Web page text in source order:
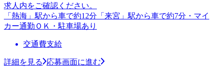
求人内をご確認ください。
「熱海」駅から車で約12分「来宮」駅から車で約7分・マイ
カー通勤ＯＫ・駐車場あり
交通費支給
詳細を見る
応募画面に進む